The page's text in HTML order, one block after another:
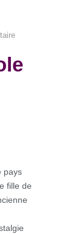
pays
fille de